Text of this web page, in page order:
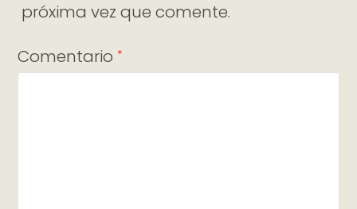
próxima vez que comente.
Comentario *